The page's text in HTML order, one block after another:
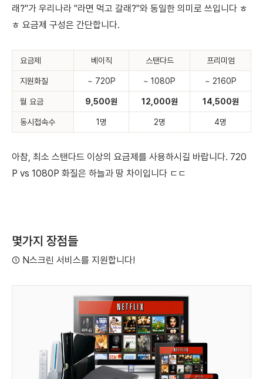
래?"가 우리나라 "라면 먹고 갈래?"와 동일한 의미로 쓰입니다 ㅎ
ㅎ 요금제 구성은 간단합니다.
요금제 베이직 스탠다드 프리미엄
지원화질 ~ 720P ~ 1080P ~ 2160P
월 요금 9,500원 12,000원 14,500원
동시접속수 1명 2명 4명
아참, 최소 스탠다드 이상의 요금제를 사용하시길 바랍니다. 720
P vs 1080P 화질은 하늘과 땅 차이입니다 ㄷㄷ
몇가지 장점들
① N스크린 서비스를 지원합니다!